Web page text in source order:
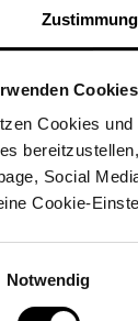
Zustimmung
Cookies
Social
Cookie-
Notwendig